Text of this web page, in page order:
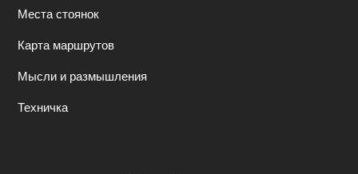
Места стоянок
Карта маршрутов
Мысли и размышления
Техничка